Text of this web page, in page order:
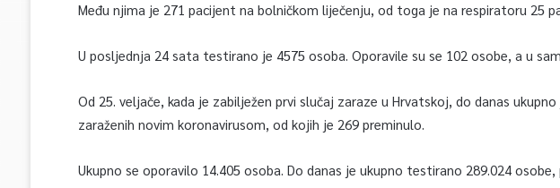
Među njima je 271 pacijent na bolničkom liječenju, od toga je na respiratoru 25
U posljednja 24 sata testirano je 4575 osoba. Oporavile su se 102 osobe, a u
Od 25. veljače, kada je zabilježen prvi slučaj zaraze u Hrvatskoj, do danas
zaraženih novim koronavirusom, od kojih je 269 preminulo.
Ukupno se oporavilo 14.405 osoba. Do danas je ukupno testirano 289.024 osobe,